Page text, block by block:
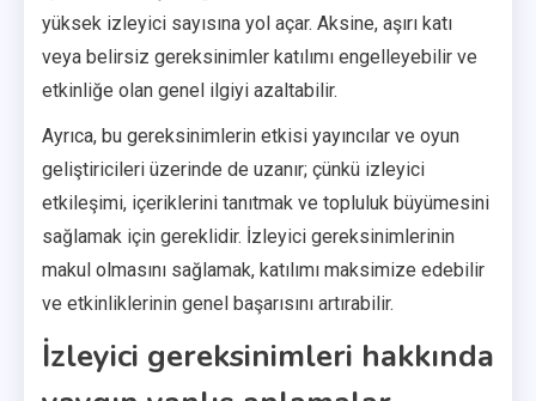
yüksek izleyici sayısına yol açar. Aksine, aşırı katı
veya belirsiz gereksinimler katılımı engelleyebilir ve
etkinliğe olan genel ilgiyi azaltabilir.
Ayrıca, bu gereksinimlerin etkisi yayıncılar ve oyun
geliştiricileri üzerinde de uzanır; çünkü izleyici
etkileşimi, içeriklerini tanıtmak ve topluluk büyümesini
sağlamak için gereklidir. İzleyici gereksinimlerinin
makul olmasını sağlamak, katılımı maksimize edebilir
ve etkinliklerinin genel başarısını artırabilir.
İzleyici gereksinimleri hakkında